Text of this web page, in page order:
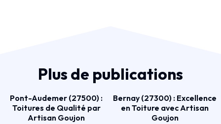
Plus de publications
Pont-Audemer (27500) :
Toitures de Qualité par
Artisan Goujon
Bernay (27300) : Excellence
en Toiture avec Artisan
Goujon